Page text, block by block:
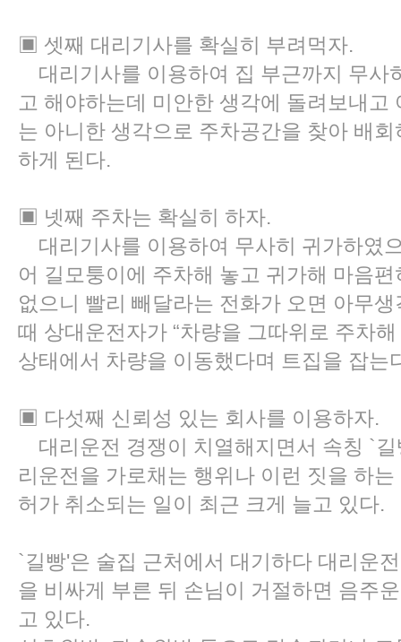
▣ 셋째 대리기사를 확실히 부려먹자.
대리기사를 이용하여 집 부근까지 무사
고 해야하는데 미안한 생각에 돌려보내
는 아니한 생각으로 주차공간을 찾아 배
하게 된다.
▣ 넷째 주차는 확실히 하자.
대리기사를 이용하여 무사히 귀가하였
어 길모퉁이에 주차해 놓고 귀가해 마음
없으니 빨리 빼달라는 전화가 오면 아무
때 상대운전자가 “차량을 그따위로 주차
상태에서 차량을 이동했다며 트집을 잡는
▣ 다섯째 신뢰성 있는 회사를 이용하자.
대리운전 경쟁이 치열해지면서 속칭 `
리운전을 가로채는 행위나 이런 짓을 하
허가 취소되는 일이 최근 크게 늘고 있다.
`길빵'은 술집 근처에서 대기하다 대리운
을 비싸게 부른 뒤 손님이 거절하면 음주
고 있다.